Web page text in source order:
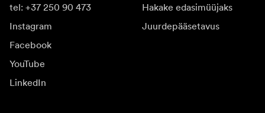
tel: +37 250 90 473
Instagram
Facebook
YouTube
LinkedIn
Hakake edasimüüjaks
Juurdepääsetavus